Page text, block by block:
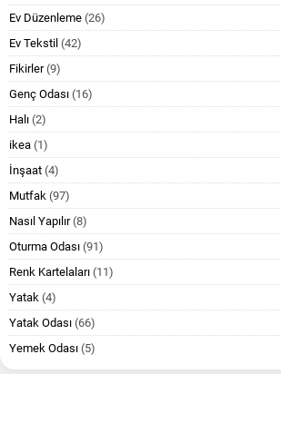
Ev Düzenleme (26)
Ev Tekstil (42)
Fikirler(9)
Genç Odası (16)
Halı (2)
ikea (1)
İnşaat (4)
Mutfak (97)
Nasıl Yapılır(8)
Oturma Odası (91)
Renk Kartelaları (11)
Yatak (4)
Yatak Odası (66)
Yemek Odası (5)